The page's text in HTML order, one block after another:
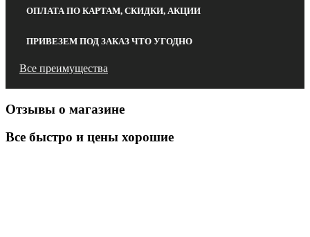
ОПЛАТА ПО КАРТАМ, СКИДКИ, АКЦИИ
ПРИВЕЗЕМ ПОД ЗАКАЗ ЧТО УГОДНО
Все преимущества
Отзывы о магазине
Все быстро и цены хорошие